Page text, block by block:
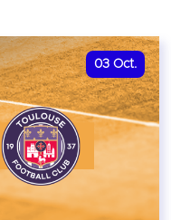
03 Oct.